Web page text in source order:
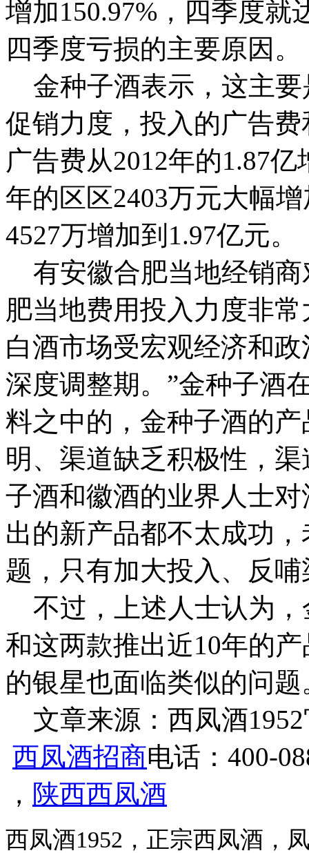
增加150.97%，四季度就
四季度亏损的主要原因。
金种子酒表示，这主要
促销力度，投入的广告
广告费从2012年的1.87
年的区区2403万元大幅
4527万增加到1.97亿元。
有安徽合肥当地经销商
肥当地费用投入力度非
白酒市场受宏观经济和
深度调整期。”金种子酒
料之中的，金种子酒的
明、渠道缺乏积极性，
子酒和徽酒的业界人士
出的新产品都不太成功
题，只有加大投入、反哺
不过，上述人士认为，
和这两款推出近10年的
的银星也面临类似的问题
文章来源：西凤酒
西凤酒招商电话：400-
， 陕西西凤酒
西凤酒1952，正宗西凤酒